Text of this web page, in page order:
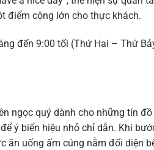
điểm cộng lớn cho thực khách.
đến 9:00 tối (Thứ Hai – Thứ
ngọc quý dành cho những tín đồ
ý biển hiệu nhỏ chỉ dẫn. Khi
ăn uống ấm cúng nằm đối diện